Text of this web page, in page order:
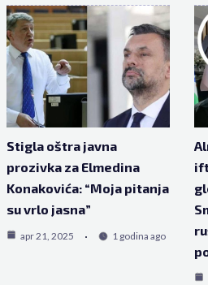
Stigla oštra javna
prozivka za Elmedina
Konakovića: “Moja pitanja
su vrlo jasna”
apr 21, 2025 1 godina ago